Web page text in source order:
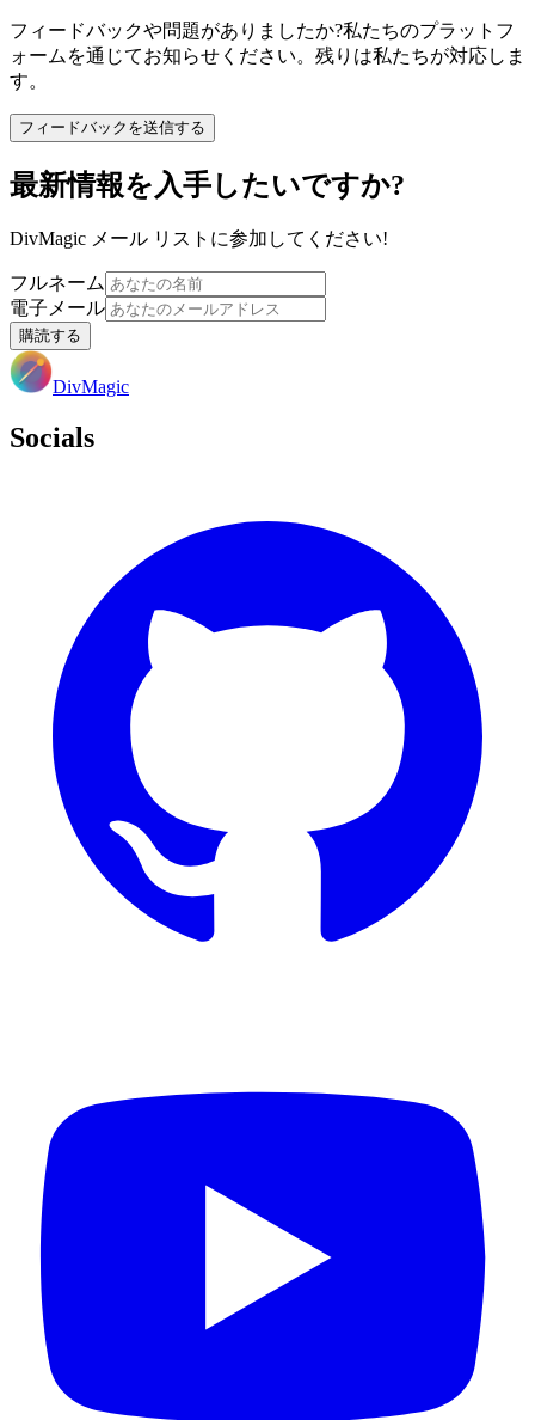
フィードバックや問題がありましたか?私たちのプラットフ
ォームを通じてお知らせください。残りは私たちが対応しま
す。
フィードバックを送信する
最新情報を入手したいですか?
DivMagic メール リストに参加してください!
フルネーム
電子メール
購読する
DivMagic
Socials